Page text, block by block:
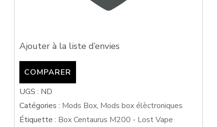
Ajouter à la liste d’envies
COMPARER
UGS : ND
Catégories : Mods Box, Mods box élèctroniques
Étiquette : Box Centaurus M200 - Lost Vape